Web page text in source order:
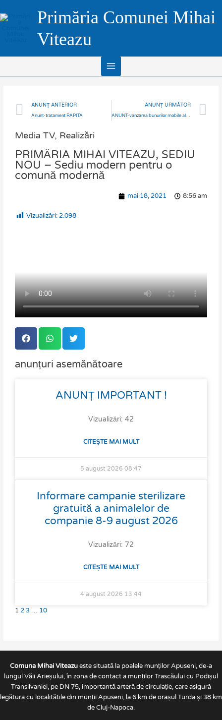
to
Primăria Comunei Mihai
Viteazu
Menu
Prev
ANUNȚ ANTERIOR
Anunt-tratament RAPITA
ANUNȚ URMĂTOR
ANUNT-vanzarea bunurilor mobile ale debitorului SC PDMG TRAN LOGISTIC SRL
Media TV, Realizări
PRIMĂRIA MIHAI VITEAZU, SEDIU
NOU – Sediu modern pentru o
comună modernă
mai 18, 2021 8:56 am
Vizualizări: 2.098
anunțuri asemănătoare
ANUNȚ IMPORTANT !
Vizualizări: 42
CITEȘTE MAI MULT
5 august 2026 08:47
Informare campanie sterilizare
gratuită a animalelor de
companie 8-9 august 2026
Vizualizări: 72
CITEȘTE MAI MULT
4 august 2026 13:44
1 2 3 … 10
Comuna Mihai Viteazueste situată la poalele munților Apuseni, de-a
lungul Văii Arieșului, în zona de contact a munților Trascăului cu Podișul
Transilvaniei, pe DN 75, importantă arteră de circulație, care asigură
legătura cu localitătile din munții Apuseni, la 6 km de orașul Turda și 38 km
de Cluj-Napoca.